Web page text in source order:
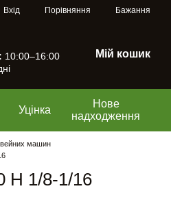
Вхід Порівняння Бажання
10:00–16:00
Мій кошик
Уцінка
Нове
надходження
машин
H 1/8-1/16